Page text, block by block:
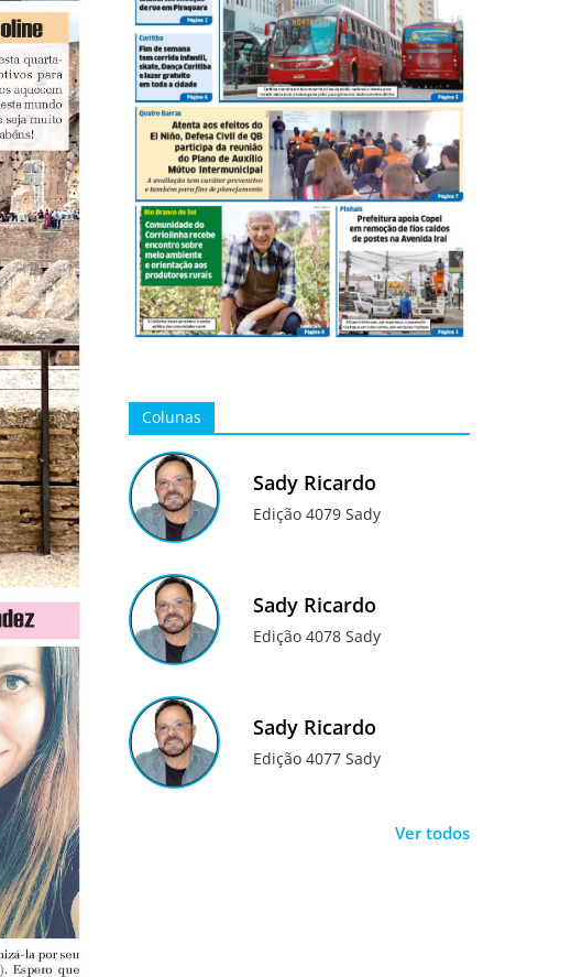
Colunas
Sady Ricardo
Edição 4079 Sady
Sady Ricardo
Edição 4078 Sady
Sady Ricardo
Edição 4077 Sady
Ver todos